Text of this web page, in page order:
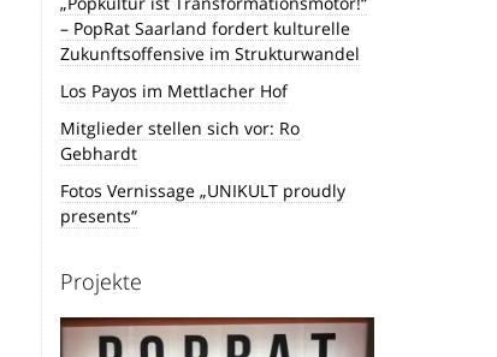
– PopRat Saarland fordert kulturelle
Zukunftsoffensive im Strukturwandel
Los Payos im Mettlacher Hof
Mitglieder stellen sich vor: Ro
Gebhardt
Fotos Vernissage „UNIKULT proudly
presents“
Projekte